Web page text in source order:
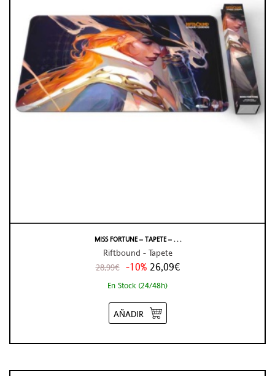
MISS FORTUNE – TAPETE – . . .
Riftbound - Tapete
28,99€ -10% 26,09€
En Stock (24/48h)
AÑADIR